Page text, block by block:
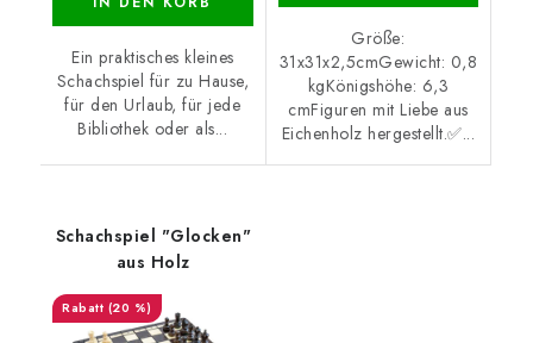
Ein praktisches kleines
Schachspiel für zu Hause,
für den Urlaub, für jede
Bibliothek oder als...
Größe:
31x31x2,5cmGewicht: 0,8
kgKönigshöhe: 6,3
cmFiguren mit Liebe aus
Eichenholz hergestellt.✅...
Schachspiel "Glocken"
aus Holz
(20 %)